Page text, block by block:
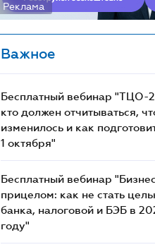
Реклама
Важное
Бесплатный вебинар "ТЦО-
кто должен отчитываться,
изменилось и как
1 октября"
Бесплатный вебинар
прицелом: как не стать
банка, налоговой и БЭБ в
году"